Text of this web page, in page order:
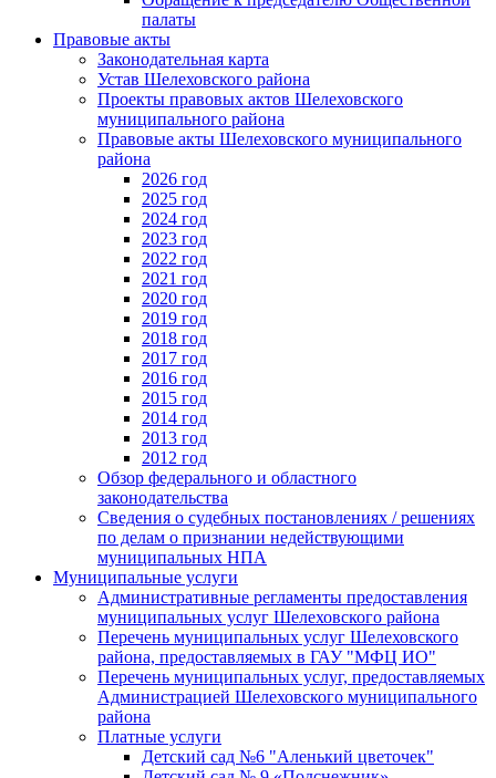
палаты
Правовые акты
Законодательная карта
Устав Шелеховского района
Проекты правовых актов Шелеховского
муниципального района
Правовые акты Шелеховского муниципального
района
2026 год
2025 год
2024 год
2023 год
2022 год
2021 год
2020 год
2019 год
2018 год
2017 год
2016 год
2015 год
2014 год
2013 год
2012 год
Обзор федерального и областного
законодательства
Сведения о судебных постановлениях / решениях
по делам о признании недействующими
муниципальных НПА
Муниципальные услуги
Административные регламенты предоставления
муниципальных услуг Шелеховского района
Перечень муниципальных услуг Шелеховского
района, предоставляемых в ГАУ "МФЦ ИО"
Перечень муниципальных услуг, предоставляемых
Администрацией Шелеховского муниципального
района
Платные услуги
Детский сад №6 "Аленький цветочек"